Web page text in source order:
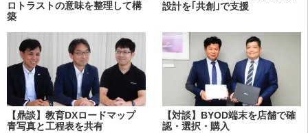
ロトラストの意味を整理して構
築
設計を｢共創｣で支援
【鼎談】教育DXロードマップ
青写真と工程表を共有
【対談】BYOD端末を店舗で確
認・選択・購入